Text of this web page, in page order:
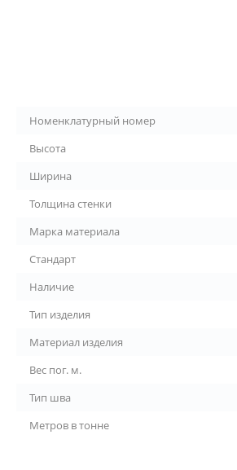
Номенклатурный номер
Высота
Ширина
Толщина стенки
Марка материала
Стандарт
Наличие
Тип изделия
Материал изделия
Вес пог. м.
Тип шва
Метров в тонне